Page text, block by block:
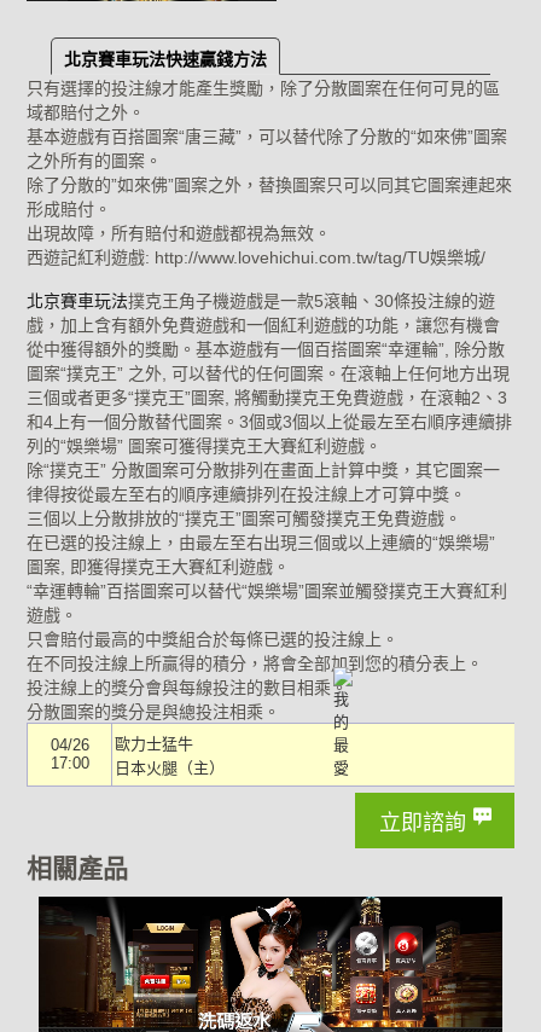
北京賽車玩法快速贏錢方法
只有選擇的投注線才能產生獎勵，除了分散圖案在任何可見的區
域都賠付之外。
基本遊戲有百搭圖案“唐三藏”，可以替代除了分散的“如來佛”圖案
之外所有的圖案。
除了分散的”如來佛”圖案之外，替換圖案只可以同其它圖案連起來
形成賠付。
出現故障，所有賠付和遊戲都視為無效。
西遊記紅利遊戲: http://www.lovehichui.com.tw/tag/TU娛樂城/
北京賽車玩法撲克王角子機遊戲是一款5滾軸、30條投注線的遊
戲，加上含有額外免費遊戲和一個紅利遊戲的功能，讓您有機會
從中獲得額外的獎勵。基本遊戲有一個百搭圖案“幸運輪”, 除分散
圖案“撲克王” 之外, 可以替代的任何圖案。在滾軸上任何地方出現
三個或者更多“撲克王”圖案, 將觸動撲克王免費遊戲，在滾軸2、3
和4上有一個分散替代圖案。3個或3個以上從最左至右順序連續排
列的“娛樂場” 圖案可獲得撲克王大賽紅利遊戲。
除“撲克王” 分散圖案可分散排列在畫面上計算中獎，其它圖案一
律得按從最左至右的順序連續排列在投注線上才可算中獎。
三個以上分散排放的“撲克王”圖案可觸發撲克王免費遊戲。
在已選的投注線上，由最左至右出現三個或以上連續的“娛樂場”
圖案, 即獲得撲克王大賽紅利遊戲。
“幸運轉輪”百搭圖案可以替代“娛樂場”圖案並觸發撲克王大賽紅利
遊戲。
只會賠付最高的中獎組合於每條已選的投注線上。
在不同投注線上所贏得的積分，將會全部加到您的積分表上。
投注線上的獎分會與每線投注的數目相乘。
分散圖案的獎分是與總投注相乘。
04/26
17:00
歐力士猛牛
日本火腿 （主）
立即諮詢
相關產品